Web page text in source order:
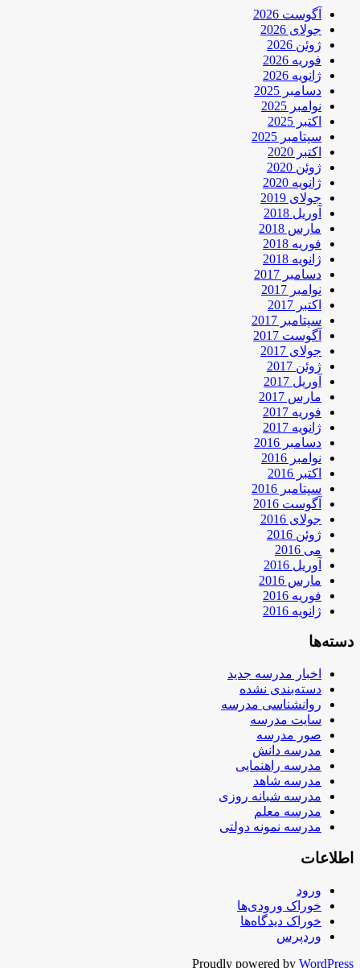
آگوست 2026
جولای 2026
ژوئن 2026
فوریه 2026
ژانویه 2026
دسامبر 2025
نوامبر 2025
اکتبر 2025
سپتامبر 2025
اکتبر 2020
ژوئن 2020
ژانویه 2020
جولای 2019
آوریل 2018
مارس 2018
فوریه 2018
ژانویه 2018
دسامبر 2017
نوامبر 2017
اکتبر 2017
سپتامبر 2017
آگوست 2017
جولای 2017
ژوئن 2017
آوریل 2017
مارس 2017
فوریه 2017
ژانویه 2017
دسامبر 2016
نوامبر 2016
اکتبر 2016
سپتامبر 2016
آگوست 2016
جولای 2016
ژوئن 2016
می 2016
آوریل 2016
مارس 2016
فوریه 2016
ژانویه 2016
دسته‌ها
اخبار مدرسه جدید
دسته‌بندی نشده
روانشناسی مدرسه
سایت مدرسه
صور مدرسه
مدرسه دانش
مدرسه راهنمایی
مدرسه شاهد
مدرسه شبانه روزی
مدرسه معلم
مدرسه نمونه دولتی
اطلاعات
ورود
خوراک ورودی‌ها
خوراک دیدگاه‌ها
وردپرس
Proudly powered by WordPress